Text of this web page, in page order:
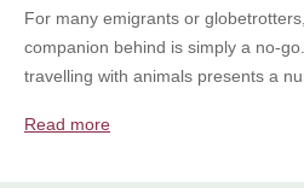
For many emigrants or
companion behind is simply a no-
travelling with animals presents a
Read more